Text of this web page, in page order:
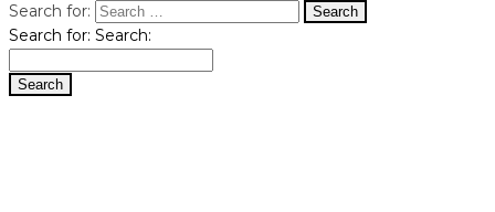
Search for:
Search for: Search: